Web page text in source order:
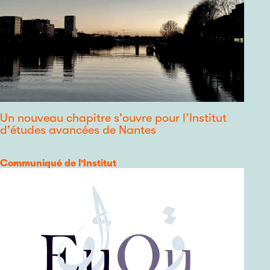
Un nouveau chapitre s'ouvre pour l’Institut
d'études avancées de Nantes
Catégorie
Communiqué de l'Institut